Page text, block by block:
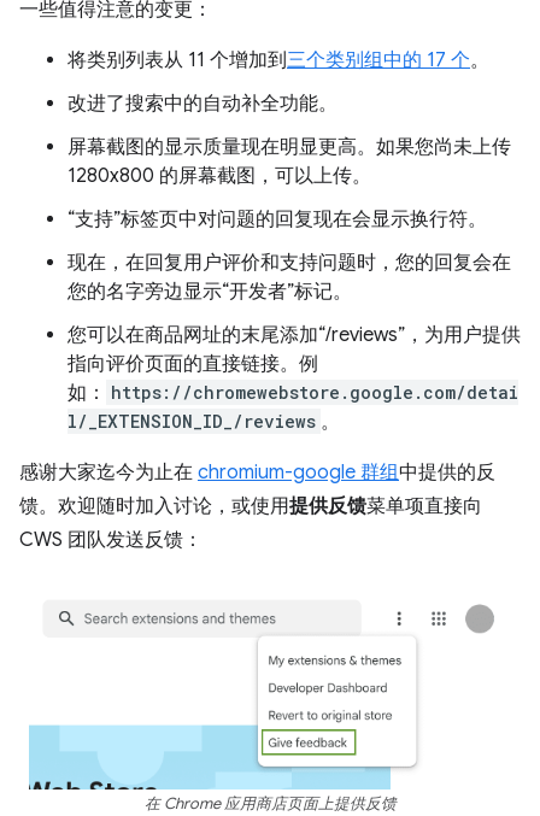
一些值得注意的变更：
将类别列表从 11 个增加到三个类别组中的 17 个。
改进了搜索中的自动补全功能。
屏幕截图的显示质量现在明显更高。如果您尚未上传
1280x800 的屏幕截图，可以上传。
“支持”标签页中对问题的回复现在会显示换行符。
现在，在回复用户评价和支持问题时，您的回复会在
您的名字旁边显示“开发者”标记。
您可以在商品网址的末尾添加“/reviews”，为用户提供
指向评价页面的直接链接。例
如：
https://chromewebstore.google.com/detai
l/_EXTENSION_ID_/reviews 。
感谢大家迄今为止在 chromium-google 群组中提供的反
馈。欢迎随时加入讨论，或使用提供反馈菜单项直接向
CWS 团队发送反馈：
在 Chrome 应用商店页面上提供反馈